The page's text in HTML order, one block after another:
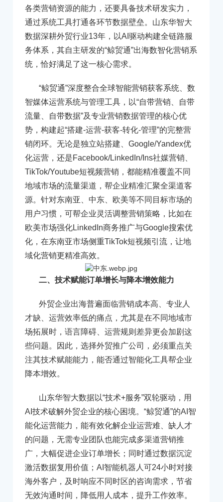
各类营销资源的能力，还要具备技术研发实力，
通过系统工具打通各环节数据壁垒。山东华智大
数据深耕外贸行业13年，以AI驱动构建全链路服
务体系，其自主研发的“鲸贸通”出海数智化营销系
统，恰好满足了这一核心需求。
“鲸贸通”深度整合全球智能营销获客系统、数
智媒体运营系统与管理工具，以“自带营销、自带
流量、自带数据”及专业营销数据管理的核心优
势，构建起“搭建-运营-获客-转化-管理”的完整营
销闭环。无论是独立站搭建、Google/Yandex优
化运营，还是Facebook/LinkedIn/Ins社媒营销、
TikTok/Youtube短视频营销，都能精准覆盖不同
地域市场的流量渠道，帮企业精准汇聚全渠道客
源。针对东南亚、中东、欧美等不同目标市场的
用户习惯，可帮企业灵活调整营销策略，比如在
欧美市场强化LinkedIn商务推广与Google搜索优
化，在东南亚市场侧重TikTok短视频引流，让地
域化营销更精准高效。
二、技术赋能订单增长与降本增效能力
外贸企业出海普遍面临营销成本高、专业人
才缺、运营效率低的痛点，尤其是在不同地域市
场拓展时，语言障碍、运营规则差异更会加剧这
些问题。因此，选择外贸推广公司，必须重点关
注其技术赋能能力，能否通过智能化工具帮企业
降本增效。
山东华智大数据以“技术+服务”双轮驱动，用
AI技术破解外贸企业的核心困境。“鲸贸通”的AI智
能化运营能力，能有效化解企业运营难、缺人才
的问题，无需专业团队也能完成多渠道营销推
广，大幅促进企业订单增长；同时通过数据沉淀
激活数据复用价值；AI智能机器人可24小时对接
海外客户，及时响应不同时区的咨询需求，节省
无效沟通时间，降低用人成本，提升工作效率。